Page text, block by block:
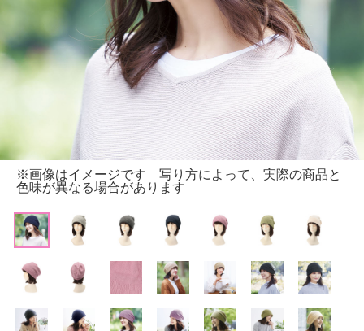
※画像はイメージです 写り方によって、実際の商品と
色味が異なる場合があります